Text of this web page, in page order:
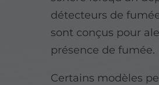
détecteurs de
sont conçus pour
présence de fumée.
Certains modèles